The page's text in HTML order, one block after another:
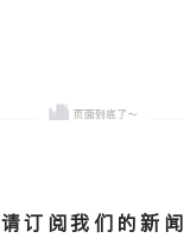
请订阅我们的新闻